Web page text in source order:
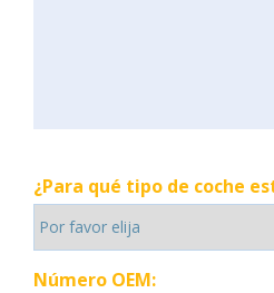
¿Para qué tipo de coche
Número OEM: